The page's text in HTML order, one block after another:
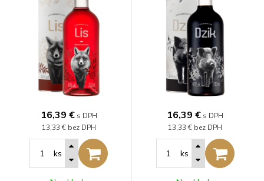
16,39 € s DPH
13,33 € bez DPH
ks
16,39 € s DPH
13,33 € bez DPH
ks